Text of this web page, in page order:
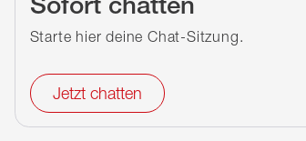
Starte hier deine Chat-Sitzung.
Jetzt chatten